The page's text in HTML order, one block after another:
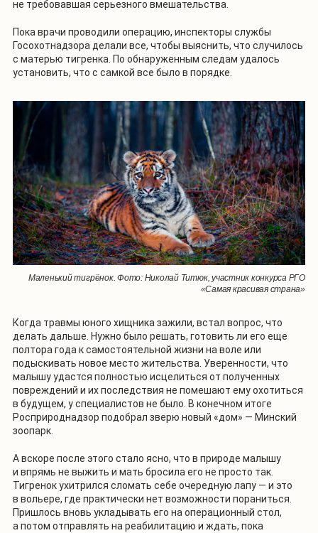
не требовавшая серьезного вмешательства.
Пока врачи проводили операцию, инспекторы службы
Госохотнадзора делали все, чтобы выяснить, что случилось
с матерью тигренка. По обнаруженным следам удалось
установить, что с самкой все было в порядке.
Маленький тигрёнок. Фото: Николай Титюк, участник конкурса РГО
«Самая красивая страна»
Когда травмы юного хищника зажили, встал вопрос, что
делать дальше. Нужно было решать, готовить ли его еще
полтора года к самостоятельной жизни на воле или
подыскивать новое место жительства. Уверенности, что
малышу удастся полностью исцелиться от полученных
повреждений и их последствия не помешают ему охотиться
в будущем, у специалистов не было. В конечном итоге
Росприроднадзор подобрал зверю новый «дом» — Минский
зоопарк.
А вскоре после этого стало ясно, что в природе малышу
и впрямь не выжить и мать бросила его не просто так.
Тигренок ухитрился сломать себе очередную лапу — и это
в вольере, где практически нет возможности пораниться.
Пришлось вновь укладывать его на операционный стол,
а потом отправлять на реабилитацию и ждать, пока